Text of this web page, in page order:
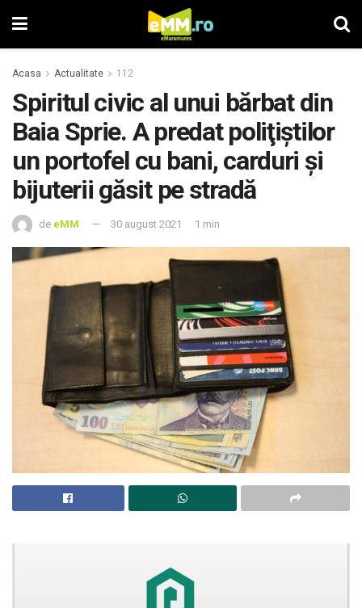
Acasa Actualitate 112
Spiritul civic al unui bărbat din
Baia Sprie. A predat poliţiştilor
un portofel cu bani, carduri şi
bijuterii găsit pe stradă
de eMM 30 august 2021 1 min